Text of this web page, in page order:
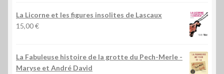
La Licorne et les figures insolites de Lascaux
15,00€
La Fabuleuse histoire de la grotte du Pech-Merle -
Maryse et André David